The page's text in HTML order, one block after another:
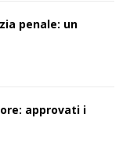
penale: un
approvati i